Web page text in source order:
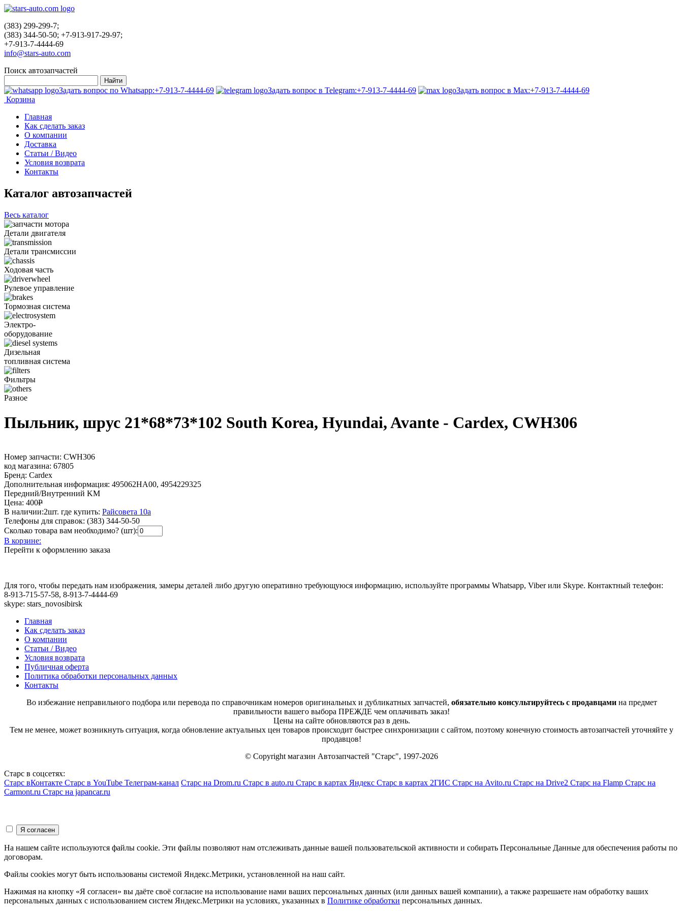
(383) 299-299-7;
(383) 344-50-50; +7-913-917-29-97;
+7-913-7-4444-69
info@stars-auto.com
Поиск автозапчастей
Задать вопрос по Whatsapp:+7-913-7-4444-69 Задать вопрос в Telegram:+7-913-7-4444-69 Задать вопрос в Max:+7-913-7-4444-69
Корзина
Главная
Как сделать заказ
О компании
Доставка
Статьи / Видео
Условия возврата
Контакты
Каталог автозапчастей
Весь каталог
Детали двигателя
Детали трансмиссии
Ходовая часть
Рулевое управление
Тормозная система
Электро-
оборудование
Дизельная
топливная система
Фильтры
Разное
Пыльник, шрус 21*68*73*102 South Korea, Hyundai, Avante - Cardex, CWH306
Номер запчасти: CWH306
код магазина: 67805
Бренд: Cardex
Дополнительная информация: 495062HA00, 4954229325
Передний/Внутренний KM
Цена: 400Р
В наличии:2шт. где купить: Райсовета 10а
Телефоны для справок: (383) 344-50-50
Сколько товара вам необходимо? (шт):
В корзине:
Перейти к оформлению заказа
Для того, чтобы передать нам изображения, замеры деталей либо другую оперативно требующуюся информацию, используйте программы Whatsapp, Viber или Skype. Контактный телефон:
8-913-715-57-58, 8-913-7-4444-69
skype: stars_novosibirsk
Главная
Как сделать заказ
О компании
Статьи / Видео
Условия возврата
Публичная оферта
Политика обработки персональных данных
Контакты
Во избежание неправильного подбора или перевода по справочникам номеров оригинальных и дубликатных запчастей, обязательно консультируйтесь с продавцамина предмет
правильности вашего выбора ПРЕЖДЕ чем оплачивать заказ!
Цены на сайте обновляются раз в день.
Тем не менее, может возникнуть ситуация, когда обновление актуальных цен товаров происходит быстрее синхронизации с сайтом, поэтому конечную стоимость автозапчастей уточняйте у
продавцов!
© Copyright магазин Автозапчастей "Старс", 1997-2026
Старс в соцсетях:
Старс вКонтакте Старс в YouTube Телеграм-канал Старс на Drom.ru Старс в auto.ru Старс в картах Яндекс Старс в картах 2ГИС Старс на Avito.ru Старс на Drive2 Старс на Flamp Старс на
Carmont.ru Старс на japancar.ru
На нашем сайте используются файлы cookie. Эти файлы позволяют нам отслеживать данные вашей пользовательской активности и собирать Персональные Данные для обеспечения работы по
договорам.
Файлы cookies могут быть использованы системой Яндекс.Метрики, установленной на наш сайт.
Нажимая на кнопку «Я согласен» вы даёте своё согласие на использование нами ваших персональных данных (или данных вашей компании), а также разрешаете нам обработку ваших
персональных данных с использованием систем Яндекс.Метрики на условиях, указанных в Политике обработки персональных данных.